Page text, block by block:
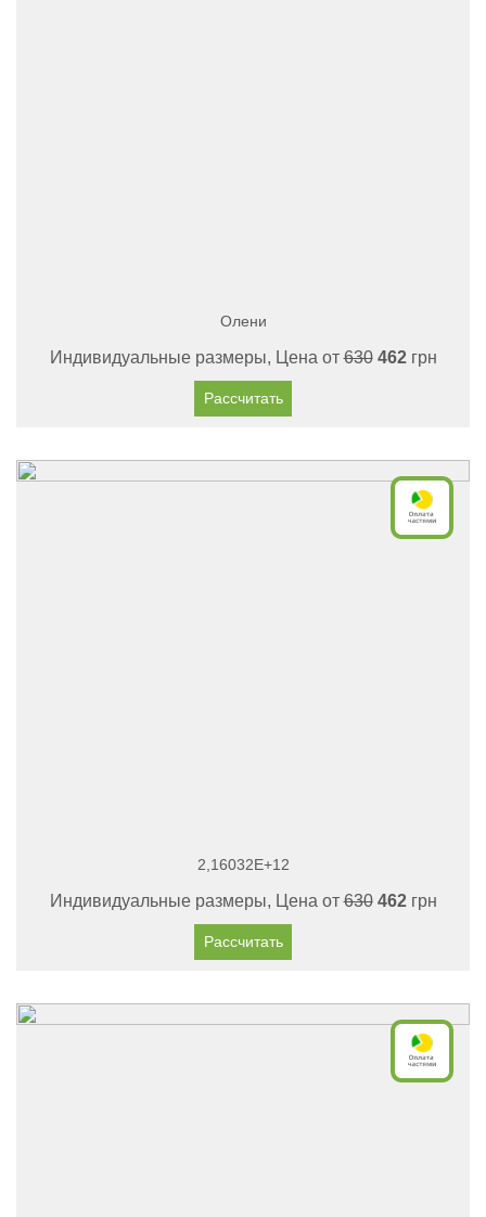
Олени
Индивидуальные размеры, Цена от630 462грн
Рассчитать
2,16032E+12
Индивидуальные размеры, Цена от630 462грн
Рассчитать